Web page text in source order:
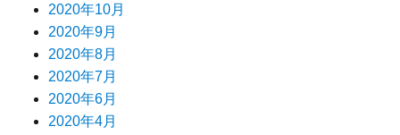
2020年10月
2020年9月
2020年8月
2020年7月
2020年6月
2020年4月